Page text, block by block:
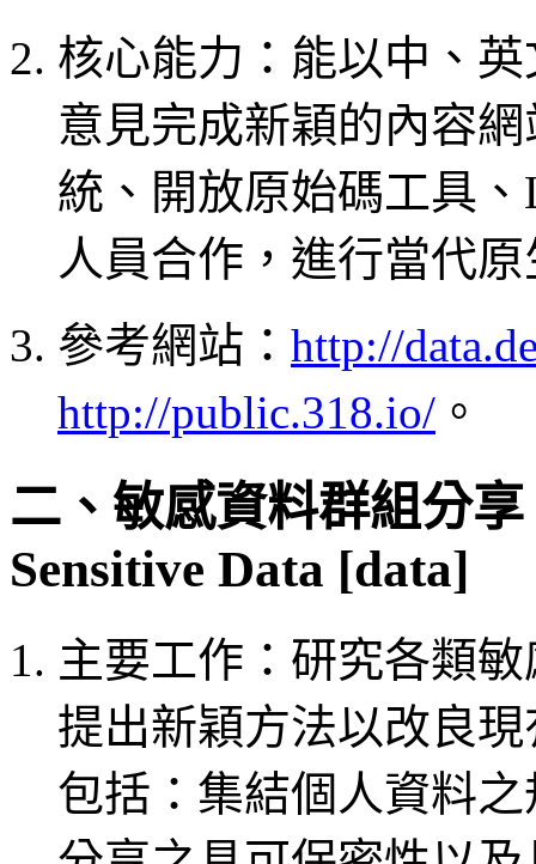
核心能力：能以中、
意見完成新穎的內容
統、開放原始碼工具
人員合作，進行當代
參考網站： http://
http://public.318.io/ 。
二、敏感資料群組分
Sensitive Data [data]
主要工作：研究各類
提出新穎方法以改良
包括：集結個人資料